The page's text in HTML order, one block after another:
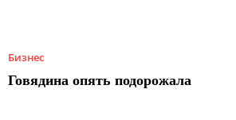
Бизнес
Говядина опять подорожала